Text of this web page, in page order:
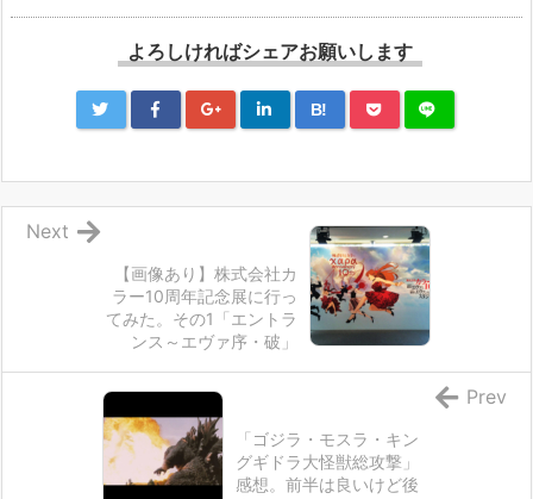
よろしければシェアお願いします
B!
【画像あり】株式会社カ
ラー10周年記念展に行っ
てみた。その1「エントラ
ンス～エヴァ序・破」
Next
「ゴジラ・モスラ・キン
グギドラ大怪獣総攻撃」
感想。前半は良いけど後
Prev